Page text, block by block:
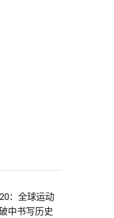
：全球运动
中书写历史